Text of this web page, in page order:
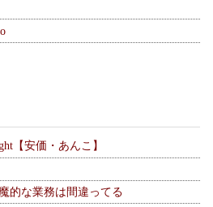
【安価・あんこ】
的な業務は間違ってる